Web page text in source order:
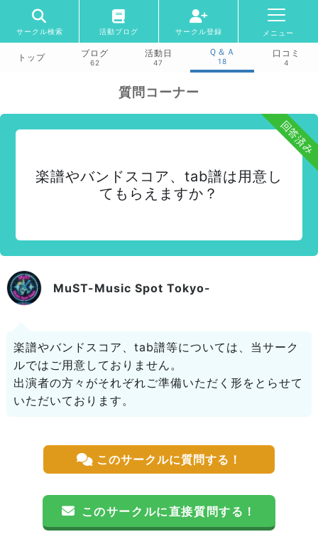
サークル検索 活動ブログ サークル登録 メニュー
トップ ブログ
62
活動日
47
Ｑ＆Ａ
18
口コミ
4
質問コーナー
回答済み
楽譜やバンドスコア、tab譜は用意し
てもらえますか？
MuST-Music Spot Tokyo-
楽譜やバンドスコア、tab譜等については、当サーク
ルではご用意しておりません。
出演者の方々がそれぞれご準備いただく形をとらせて
いただいております。
このサークルに質問する！
このサークルに直接質問する！